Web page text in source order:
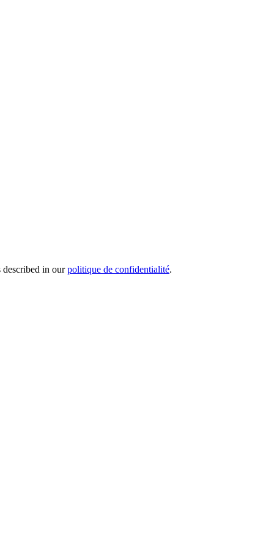
described in ourpolitique de confidentialité.